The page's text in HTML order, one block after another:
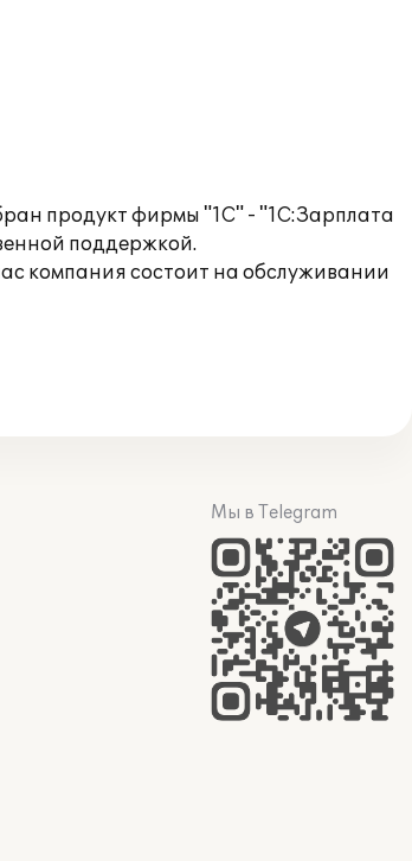
продукт фирмы "1С" - "1С:Зарплата
поддержкой.
компания состоит на обслуживании
Мы в Telegram